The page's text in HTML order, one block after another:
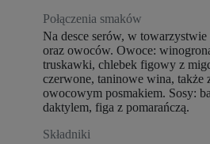
Połączenia smaków
Na desce serów, w
oraz owoców. Owoce:
truskawki, chlebek figowy z
czerwone, taninowe wina, także
owocowym posmakiem. Sosy:
daktylem, figa z pomarańczą.
Składniki